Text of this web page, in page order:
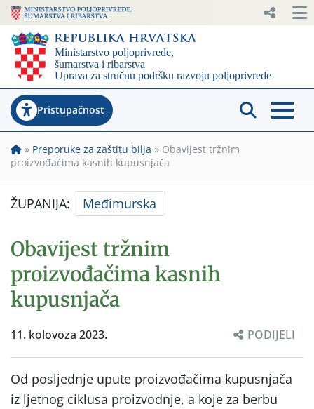
Pristupačnost
» Preporuke za zaštitu bilja » Obavijest tržnim
proizvođačima kasnih kupusnjača
ŽUPANIJA: Međimurska
Obavijest tržnim
proizvođačima kasnih
kupusnjača
11. kolovoza 2023. PODIJELI
Od posljednje upute proizvođačima kupusnjača
iz ljetnog ciklusa proizvodnje, a koje za berbu